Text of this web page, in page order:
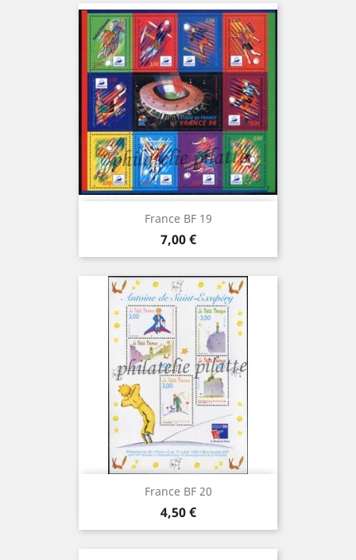
France BF 19
Prix
7,00 €
France BF 20
Prix
4,50 €